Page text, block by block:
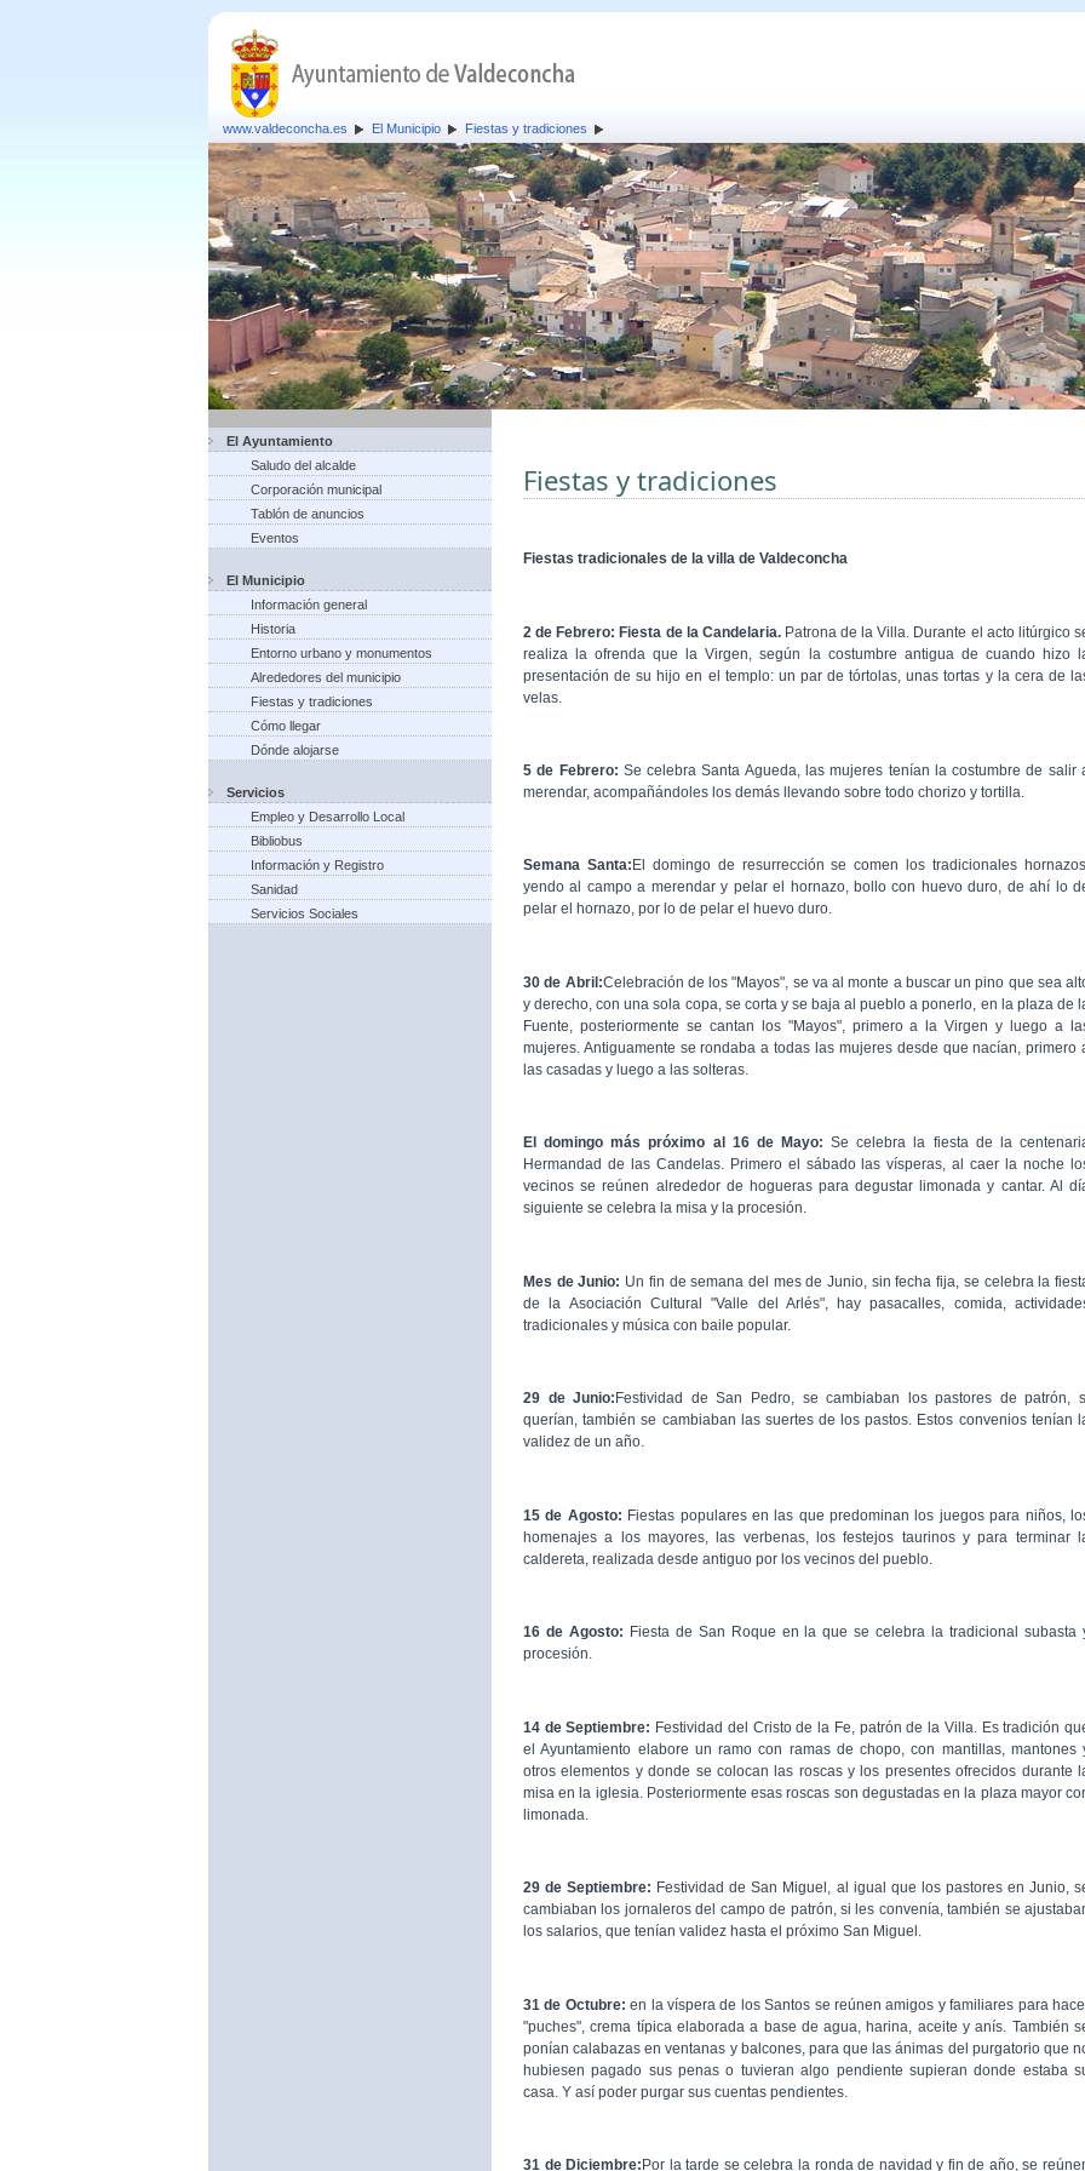
www.valdeconcha.es El Municipio Fiestas y tradiciones
El Ayuntamiento
Saludo del alcalde
Corporación municipal
Tablón de anuncios
Eventos
El Municipio
Información general
Historia
Entorno urbano y monumentos
Alrededores del municipio
Fiestas y tradiciones
Cómo llegar
Dónde alojarse
Servicios
Empleo y Desarrollo Local
Bibliobus
Información y Registro
Sanidad
Servicios Sociales
Fiestas y tradiciones
Fiestas tradicionales de la villa de Valdeconcha
2 de Febrero: Fiesta de la Candelaria.Patrona de la Villa. Durante el acto litúrgico
realiza la ofrenda que la Virgen, según la costumbre antigua de cuando hizo
presentación de su hijo en el templo: un par de tórtolas, unas tortas y la cera de
velas.
5 de Febrero: Se celebra Santa Agueda, las mujeres tenían la costumbre de salir
merendar, acompañándoles los demás llevando sobre todo chorizo y tortilla.
Semana Santa: El domingo de resurrección se comen los tradicionales
yendo al campo a merendar y pelar el hornazo, bollo con huevo duro, de ahí lo
pelar el hornazo, por lo de pelar el huevo duro.
30 de Abril:Celebración de los "Mayos", se va al monte a buscar un pino que sea
y derecho, con una sola copa, se corta y se baja al pueblo a ponerlo, en la plaza de
Fuente, posteriormente se cantan los "Mayos", primero a la Virgen y luego a
mujeres. Antiguamente se rondaba a todas las mujeres desde que nacían, primero
las casadas y luego a las solteras.
El domingo más próximo al 16 de Mayo:Se celebra la fiesta de la
Hermandad de las Candelas. Primero el sábado las vísperas, al caer la noche
vecinos se reúnen alrededor de hogueras para degustar limonada y cantar. Al
siguiente se celebra la misa y la procesión.
Mes de Junio: Un fin de semana del mes de Junio, sin fecha fija, se celebra la
de la Asociación Cultural "Valle del Arlés", hay pasacalles, comida,
tradicionales y música con baile popular.
29 de Junio: Festividad de San Pedro, se cambiaban los pastores de patrón,
querían, también se cambiaban las suertes de los pastos. Estos convenios tenían
validez de un año.
15 de Agosto: Fiestas populares en las que predominan los juegos para niños,
homenajes a los mayores, las verbenas, los festejos taurinos y para terminar
caldereta, realizada desde antiguo por los vecinos del pueblo.
16 de Agosto: Fiesta de San Roque en la que se celebra la tradicional subasta
procesión.
14 de Septiembre: Festividad del Cristo de la Fe, patrón de la Villa. Es tradición
el Ayuntamiento elabore un ramo con ramas de chopo, con mantillas, mantones
otros elementos y donde se colocan las roscas y los presentes ofrecidos durante
misa en la iglesia. Posteriormente esas roscas son degustadas en la plaza mayor
limonada.
29 de Septiembre: Festividad de San Miguel, al igual que los pastores en Junio,
cambiaban los jornaleros del campo de patrón, si les convenía, también se
los salarios, que tenían validez hasta el próximo San Miguel.
31 de Octubre:en la víspera de los Santos se reúnen amigos y familiares para
"puches", crema típica elaborada a base de agua, harina, aceite y anís. También
ponían calabazas en ventanas y balcones, para que las ánimas del purgatorio que
hubiesen pagado sus penas o tuvieran algo pendiente supieran donde estaba
casa. Y así poder purgar sus cuentas pendientes.
31 de Diciembre: Por la tarde se celebra la ronda de navidad y fin de año, se